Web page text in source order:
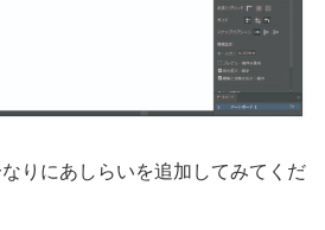
りにあしらいを追加してみてくだ